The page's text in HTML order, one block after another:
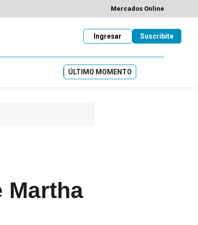
Mercados Online
Suscribite
Ingresar
ÚLTIMO MOMENTO
Martha